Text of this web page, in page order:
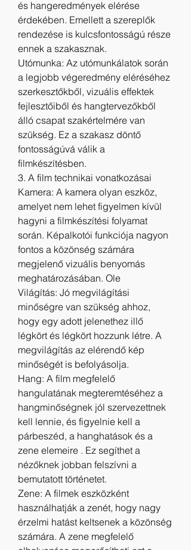
és hangeredmények elérése
érdekében. Emellett a szereplők
rendezése is kulcsfontosságú része
ennek a szakasznak.
Utómunka: Az utómunkálatok során
a legjobb végeredmény eléréséhez
szerkesztőkből, vizuális effektek
fejlesztőiből és hangtervezőkből
álló csapat szakértelmére van
szükség. Ez a szakasz döntő
fontosságúvá válik a
filmkészítésben.
3. A film technikai vonatkozásai
Kamera: A kamera olyan eszköz,
amelyet nem lehet figyelmen kívül
hagyni a filmkészítési folyamat
során. Képalkotói funkciója nagyon
fontos a közönség számára
megjelenő vizuális benyomás
meghatározásában. Ole
Világítás: Jó megvilágítási
minőségre van szükség ahhoz,
hogy egy adott jelenethez illő
légkört és légkört hozzunk létre. A
megvilágítás az elérendő kép
minőségét is befolyásolja.
Hang: A film megfelelő
hangulatának megteremtéséhez a
hangminőségnek jól szervezettnek
kell lennie, és figyelnie kell a
párbeszéd, a hanghatások és a
zene elemeire . Ez segíthet a
nézőknek jobban felszívni a
bemutatott történetet.
Zene: A filmek eszközként
használhatják a zenét, hogy nagy
érzelmi hatást keltsenek a közönség
számára. A zene megfelelő